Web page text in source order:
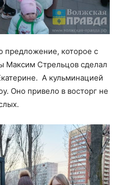
предложение, которое с
Максим Стрельцов сделал
А кульминацией
Оно привело в восторг не